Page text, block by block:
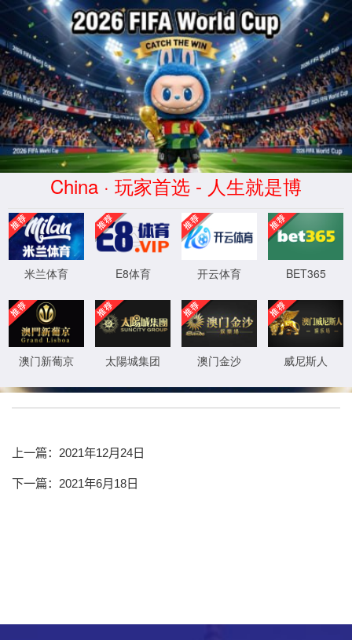
必赢3003no1线路检测中心
首页
当前位置： 首页>>发展历程 >>正文
2021年12月1日
重庆江津中心医院正式划转为重庆大学直属附属江津医
上一篇：2021年12月24日
下一篇：2021年6月18日